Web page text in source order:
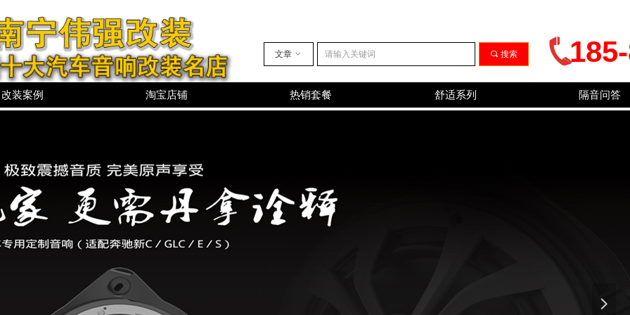
넲
改装案例 淘宝店铺 热销套餐 舒适系列 隔音问答
끠 搜索
文章 ꀁ